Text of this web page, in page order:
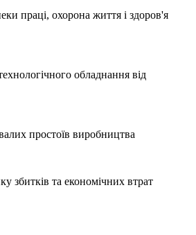
праці, охорона життя і здоров'я
обладнання від
простоїв виробництва
збитків та економічних втрат